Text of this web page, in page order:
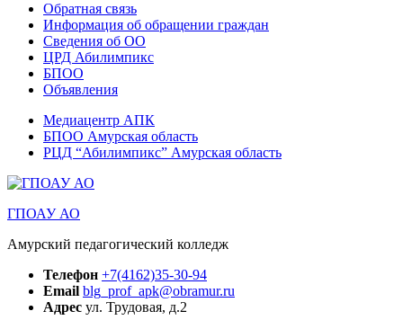
Обратная связь
Информация об обращении граждан
Сведения об ОО
ЦРД Абилимпикс
БПОО
Объявления
Медиацентр АПК
БПОО Амурская область
РЦД “Абилимпикс” Амурская область
ГПОАУ АО
Амурский педагогический колледж
Телефон +7(4162)35-30-94
Email blg_prof_apk@obramur.ru
Адрес ул. Трудовая, д.2